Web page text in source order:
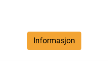
Informasjon